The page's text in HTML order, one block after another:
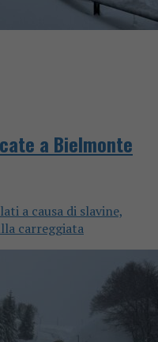
a Bielmonte
a causa di slavine,
carreggiata